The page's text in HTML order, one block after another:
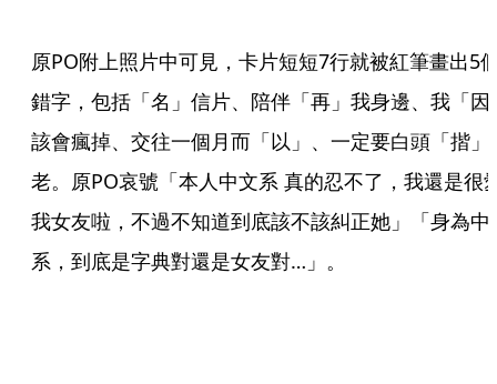
原PO附上照片中可見，卡片短短7行就被紅筆畫出5
錯字，包括「名」信片、陪伴「再」我身邊、我「因
該會瘋掉、交往一個月而「以」、一定要白頭「揩」
老。原PO哀號「本人中文系 真的忍不了，我還是很
我女友啦，不過不知道到底該不該糾正她」「身為中
系，到底是字典對還是女友對…」。